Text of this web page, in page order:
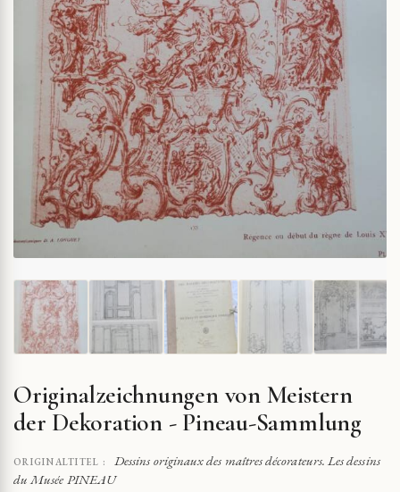
Originalzeichnungen von Meistern
der Dekoration - Pineau-Sammlung
ORIGINALTITEL :
Dessins originaux des maîtres décorateurs. Les dessins
du Musée PINEAU